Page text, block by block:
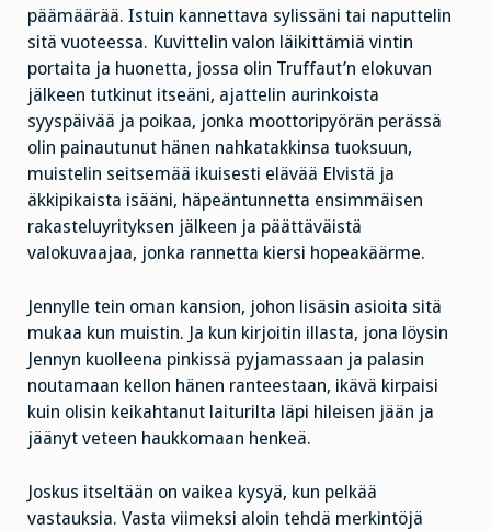
päämäärää. Istuin kannettava sylissäni tai naputtelin
sitä vuoteessa. Kuvittelin valon läikittämiä vintin
portaita ja huonetta, jossa olin Truffaut’n elokuvan
jälkeen tutkinut itseäni, ajattelin aurinkoista
syyspäivää ja poikaa, jonka moottoripyörän perässä
olin painautunut hänen nahkatakkinsa tuoksuun,
muistelin seitsemää ikuisesti elävää Elvistä ja
äkkipikaista isääni, häpeäntunnetta ensimmäisen
rakasteluyrityksen jälkeen ja päättäväistä
valokuvaajaa, jonka rannetta kiersi hopeakäärme.
Jennylle tein oman kansion, johon lisäsin asioita sitä
mukaa kun muistin. Ja kun kirjoitin illasta, jona löysin
Jennyn kuolleena pinkissä pyjamassaan ja palasin
noutamaan kellon hänen ranteestaan, ikävä kirpaisi
kuin olisin keikahtanut laiturilta läpi hileisen jään ja
jäänyt veteen haukkomaan henkeä.
Joskus itseltään on vaikea kysyä, kun pelkää
vastauksia. Vasta viimeksi aloin tehdä merkintöjä